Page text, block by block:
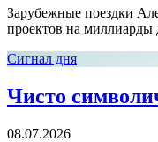
Зарубежные поездки
проектов на миллиарды
Сигнал дня
Чисто
08.07.2026